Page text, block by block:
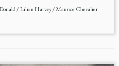
/Lilian Harvey/Maurice Chevalier